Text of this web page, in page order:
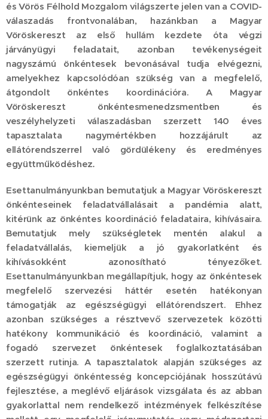
és Vörös Félhold Mozgalom világszerte jelen van a COVID-
válaszadás frontvonalában, hazánkban a Magyar
Vöröskereszt az első hullám kezdete óta végzi
járványügyi feladatait, azonban tevékenységeit
nagyszámú önkéntesek bevonásával tudja elvégezni,
amelyekhez kapcsolódóan szükség van a megfelelő,
átgondolt önkéntes koordinációra. A Magyar
Vöröskereszt önkéntesmenedzsmentben és
veszélyhelyzeti válaszadásban szerzett 140 éves
tapasztalata nagymértékben hozzájárult az
ellátórendszerrel való gördülékeny és eredményes
együttműködéshez.
Esettanulmányunkban bemutatjuk a Magyar Vöröskereszt
önkénteseinek feladatvállalásait a pandémia alatt,
kitérünk az önkéntes koordináció feladataira, kihívásaira.
Bemutatjuk mely szükségletek mentén alakul a
feladatvállalás, kiemeljük a jó gyakorlatként és
kihívásokként azonosítható tényezőket.
Esettanulmányunkban megállapítjuk, hogy az önkéntesek
megfelelő szervezési háttér esetén hatékonyan
támogatják az egészségügyi ellátórendszert. Ehhez
azonban szükséges a résztvevő szervezetek közötti
hatékony kommunikáció és koordináció, valamint a
fogadó szervezet önkéntesek foglalkoztatásában
szerzett rutinja. A tapasztalatok alapján szükséges az
egészségügyi önkéntesség koncepciójának hosszútávú
fejlesztése, a meglévő eljárások vizsgálata és az abban
gyakorlattal nem rendelkező intézmények felkészítése